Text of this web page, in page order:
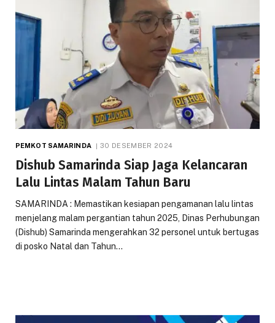
PEMKOT SAMARINDA 30 DESEMBER 2024
Dishub Samarinda Siap Jaga Kelancaran
Lalu Lintas Malam Tahun Baru
SAMARINDA : Memastikan kesiapan pengamanan lalu lintas
menjelang malam pergantian tahun 2025, Dinas Perhubungan
(Dishub) Samarinda mengerahkan 32 personel untuk bertugas
di posko Natal dan Tahun…